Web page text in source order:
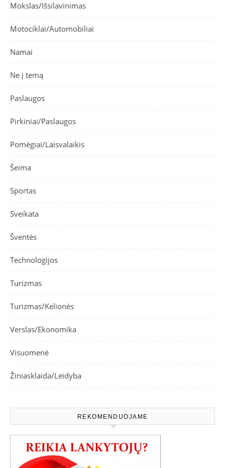
Mokslas/Išsilavinimas
Motociklai/Automobiliai
Namai
Ne į temą
Paslaugos
Pirkiniai/Paslaugos
Pomėgiai/Laisvalaikis
Šeima
Sportas
Sveikata
Šventės
Technologijos
Turizmas
Turizmas/Kelionės
Verslas/Ekonomika
Visuomenė
Žiniasklaida/Leidyba
REKOMENDUOJAME